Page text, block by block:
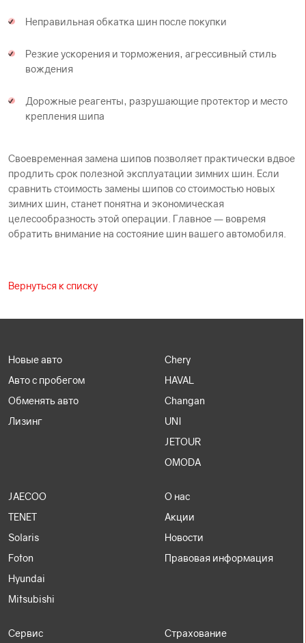
Неправильная обкатка шин после покупки
Резкие ускорения и торможения, агрессивный стиль
вождения
Дорожные реагенты, разрушающие протектор и место
крепления шипа
Своевременная замена шипов позволяет практически вдвое
продлить срок полезной эксплуатации зимних шин. Если
сравнить стоимость замены шипов со стоимостью новых
зимних шин, станет понятна и экономическая
целесообразность этой операции. Главное — вовремя
обратить внимание на состояние шин вашего автомобиля.
Вернуться к списку
Новые авто
Авто с пробегом
Обменять авто
Лизинг
Chery
HAVAL
Changan
UNI
JETOUR
OMODA
JAECOO
TENET
Solaris
Foton
Hyundai
Mitsubishi
О нас
Акции
Новости
Правовая информация
Сервис Страхование